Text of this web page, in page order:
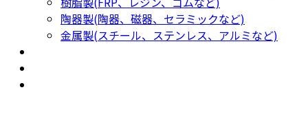
陶器製(陶器、磁器、セラミックなど)
金属製(スチール、ステンレス、アルミなど)